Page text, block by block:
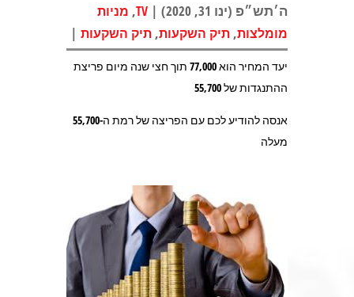
ה׳תש״פ (ינו 31, 2020) |
TV
, מניות
מומלצות, תיק השקעות, תיק השקעות |
יעד המחיר הוא 77,000 תוך חצי שנה מיום פריצת
ההתנגדות של 55,700
אנסה להודיע לכם עם הפריצה של רמת ה-55,700
מעלה